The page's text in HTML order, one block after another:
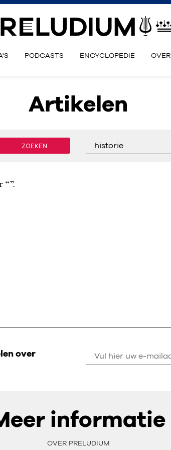
PODCASTS ENCYCLOPEDIE OVER
Artikelen
ZOEKEN historie
“”.
over
informatie
OVER PRELUDIUM